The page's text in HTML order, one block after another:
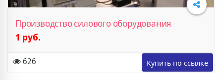
Производство силового оборудования
1 руб.
626